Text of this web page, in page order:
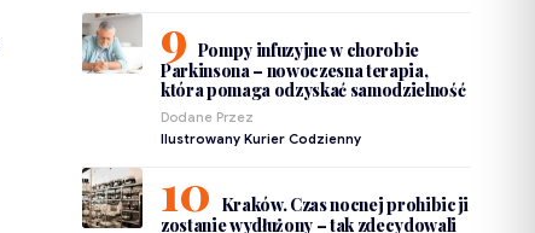
Pompy infuzyjne w chorobie
Parkinsona – nowoczesna terapia,
która pomaga odzyskać samodzielność
Dodane Przez
Ilustrowany Kurier Codzienny
Kraków. Czas nocnej prohibicji
zostanie wydłużony – tak zdecydowali